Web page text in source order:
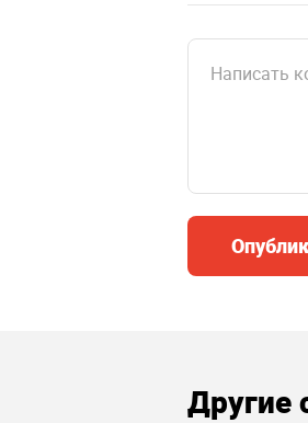
Другие